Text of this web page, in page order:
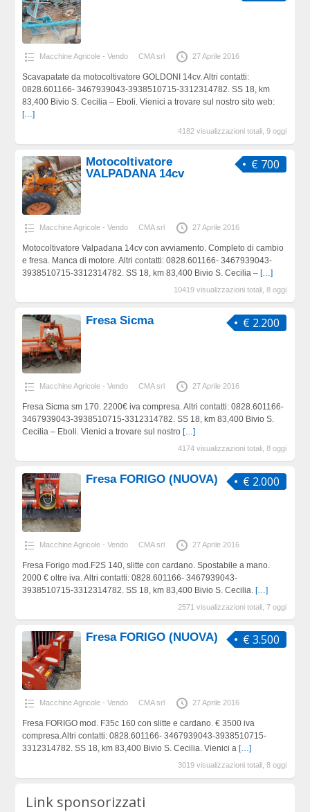
Macchine Agricole - Vendo CMA srl 27 Aprile 2016
Scavapatate da motocoltivatore GOLDONI 14cv. Altri contatti:
0828.601166- 3467939043-3938510715-3312314782. SS 18, km
83,400 Bivio S. Cecilia – Eboli. Vienici a trovare sul nostro sito web:
[…]
4182 visualizzazioni totali, 9 oggi
€ 700
Motocoltivatore
VALPADANA 14cv
Macchine Agricole - Vendo CMA srl 27 Aprile 2016
Motocoltivatore Valpadana 14cv con avviamento. Completo di cambio
e fresa. Manca di motore. Altri contatti: 0828.601166- 3467939043-
3938510715-3312314782. SS 18, km 83,400 Bivio S. Cecilia – […]
10419 visualizzazioni totali, 8 oggi
€ 2.200
Fresa Sicma
Macchine Agricole - Vendo CMA srl 27 Aprile 2016
Fresa Sicma sm 170. 2200€ iva compresa. Altri contatti: 0828.601166-
3467939043-3938510715-3312314782. SS 18, km 83,400 Bivio S.
Cecilia – Eboli. Vienici a trovare sul nostro […]
4174 visualizzazioni totali, 8 oggi
€ 2.000
Fresa FORIGO (NUOVA)
Macchine Agricole - Vendo CMA srl 27 Aprile 2016
Fresa Forigo mod.F2S 140, slitte con cardano. Spostabile a mano.
2000 € oltre iva. Altri contatti: 0828.601166- 3467939043-
3938510715-3312314782. SS 18, km 83,400 Bivio S. Cecilia. […]
2571 visualizzazioni totali, 7 oggi
€ 3.500
Fresa FORIGO (NUOVA)
Macchine Agricole - Vendo CMA srl 27 Aprile 2016
Fresa FORIGO mod. F35c 160 con slitte e cardano. € 3500 iva
compresa.Altri contatti: 0828.601166- 3467939043-3938510715-
3312314782. SS 18, km 83,400 Bivio S. Cecilia. Vienici a […]
3019 visualizzazioni totali, 8 oggi
Link sponsorizzati